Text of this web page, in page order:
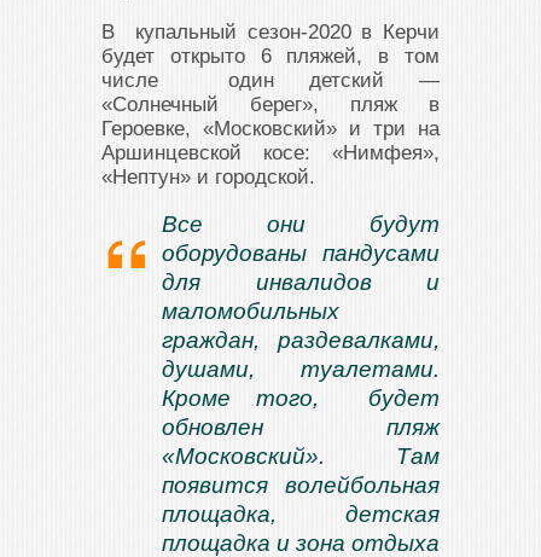
В купальный сезон-2020 в Керчи
будет открыто 6 пляжей, в том
числе один детский —
«Солнечный берег», пляж в
Героевке, «Московский» и три на
Аршинцевской косе: «Нимфея»,
«Нептун» и городской.
Все они будут
оборудованы пандусами
для инвалидов и
маломобильных
граждан, раздевалками,
душами, туалетами.
Кроме того, будет
обновлен пляж
«Московский». Там
появится волейбольная
площадка, детская
площадка и зона отдыха